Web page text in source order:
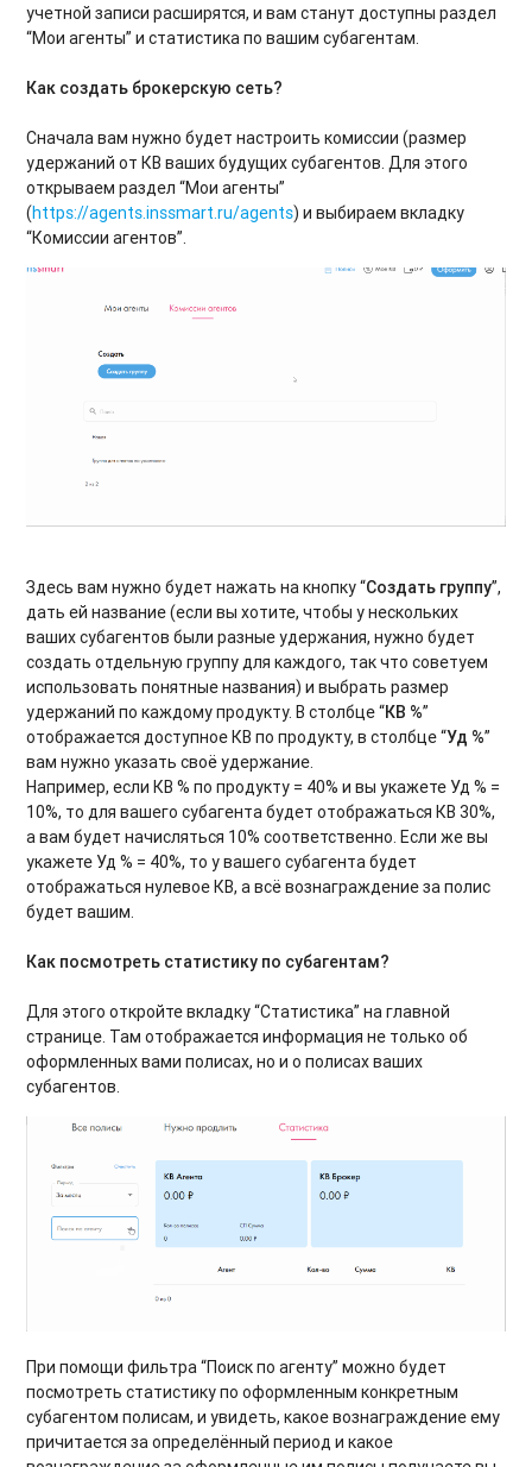
учетной записи расширятся, и вам станут доступны раздел
“Мои агенты” и статистика по вашим субагентам.
Как создать брокерскую сеть?
Сначала вам нужно будет настроить комиссии (размер
удержаний от КВ ваших будущих субагентов. Для этого
открываем раздел “Мои агенты”
(https://agents.inssmart.ru/agents) и выбираем вкладку
“Комиссии агентов”.
Здесь вам нужно будет нажать на кнопку “Создать группу”,
дать ей название (если вы хотите, чтобы у нескольких
ваших субагентов были разные удержания, нужно будет
создать отдельную группу для каждого, так что советуем
использовать понятные названия) и выбрать размер
удержаний по каждому продукту. В столбце “КВ %”
отображается доступное КВ по продукту, в столбце “Уд %”
вам нужно указать своё удержание.
Например, если КВ % по продукту = 40% и вы укажете Уд % =
10%, то для вашего субагента будет отображаться КВ 30%,
а вам будет начисляться 10% соответственно. Если же вы
укажете Уд % = 40%, то у вашего субагента будет
отображаться нулевое КВ, а всё вознаграждение за полис
будет вашим.
Как посмотреть статистику по субагентам?
Для этого откройте вкладку “Статистика” на главной
странице. Там отображается информация не только об
оформленных вами полисах, но и о полисах ваших
субагентов.
При помощи фильтра “Поиск по агенту” можно будет
посмотреть статистику по оформленным конкретным
субагентом полисам, и увидеть, какое вознаграждение ему
причитается за определённый период и какое